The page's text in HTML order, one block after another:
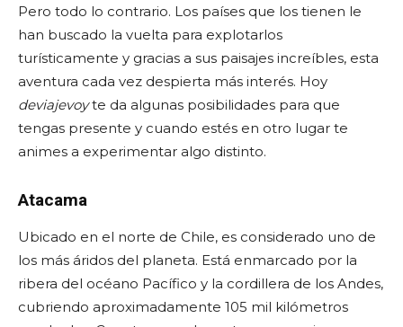
Pero todo lo contrario. Los países que los tienen le
han buscado la vuelta para explotarlos
turísticamente y gracias a sus paisajes increíbles, esta
aventura cada vez despierta más interés. Hoy
deviajevoyte da algunas posibilidades para que
tengas presente y cuando estés en otro lugar te
animes a experimentar algo distinto.
Atacama
Ubicado en el norte de Chile, es considerado uno de
los más áridos del planeta. Está enmarcado por la
ribera del océano Pacífico y la cordillera de los Andes,
cubriendo aproximadamente 105 mil kilómetros